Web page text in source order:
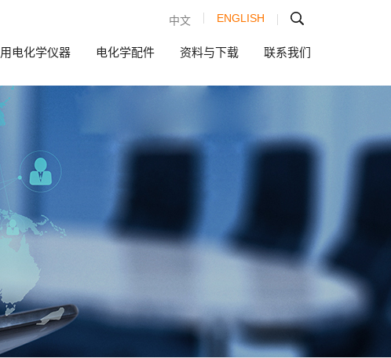
ENGLISH
中文
电化学仪器 电化学配件 资料与下载 联系我们